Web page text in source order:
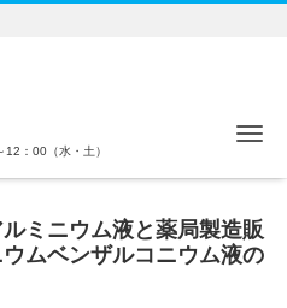
：00（水・土）
ミニウム液と薬局製造販
ムベンザルコニウム液の